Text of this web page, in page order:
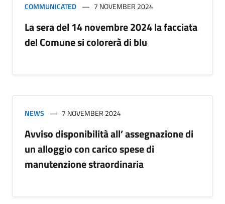
COMMUNICATED 7 NOVEMBER 2024
La sera del 14 novembre 2024 la facciata
del Comune si colorerà di blu
NEWS 7 NOVEMBER 2024
Avviso disponibilità all’ assegnazione di
un alloggio con carico spese di
manutenzione straordinaria